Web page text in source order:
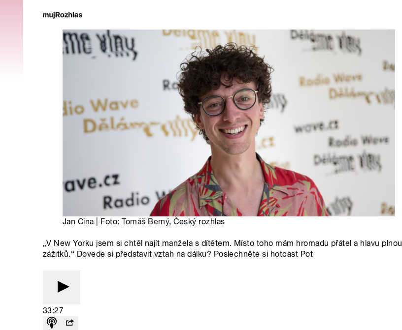
Jan Cina | Foto:Tomáš Berný, Český rozhlas
„V New Yorku jsem si chtěl najít manžela s dítětem. Místo toho mám hromadu přátel a hlavu plnou
zážitků.“ Dovede si představit vztah na dálku? Poslechněte si hotcast Pot
33:27